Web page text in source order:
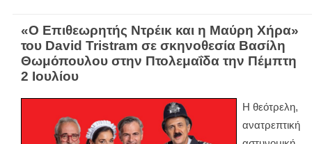
«Ο Επιθεωρητής Ντρέικ και η Μαύρη Χήρα»
του David Tristram σε σκηνοθεσία Βασίλη
Θωμόπουλου στην Πτολεμαΐδα την Πέμπτη
2 Ιουλίου
Η θεότρελη,
ανατρεπτική